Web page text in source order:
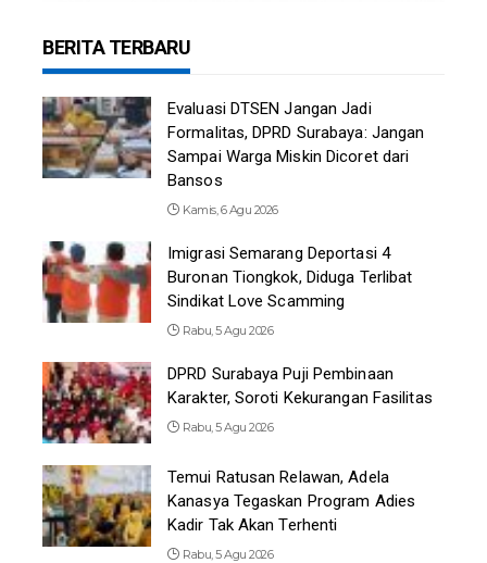
BERITA TERBARU
Evaluasi DTSEN Jangan Jadi
Formalitas, DPRD Surabaya: Jangan
Sampai Warga Miskin Dicoret dari
Bansos
Kamis, 6 Agu 2026
Imigrasi Semarang Deportasi 4
Buronan Tiongkok, Diduga Terlibat
Sindikat Love Scamming
Rabu, 5 Agu 2026
DPRD Surabaya Puji Pembinaan
Karakter, Soroti Kekurangan Fasilitas
Rabu, 5 Agu 2026
Temui Ratusan Relawan, Adela
Kanasya Tegaskan Program Adies
Kadir Tak Akan Terhenti
Rabu, 5 Agu 2026